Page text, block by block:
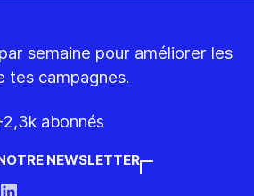
semaine pour améliorer les
tes campagnes.
abonnés
NEWSLETTER